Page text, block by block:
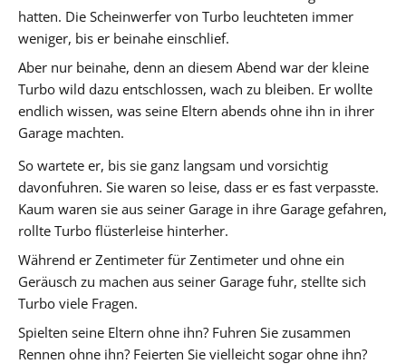
hatten. Die Scheinwerfer von Turbo leuchteten immer
weniger, bis er beinahe einschlief.
Aber nur beinahe, denn an diesem Abend war der kleine
Turbo wild dazu entschlossen, wach zu bleiben. Er wollte
endlich wissen, was seine Eltern abends ohne ihn in ihrer
Garage machten.
So wartete er, bis sie ganz langsam und vorsichtig
davonfuhren. Sie waren so leise, dass er es fast verpasste.
Kaum waren sie aus seiner Garage in ihre Garage gefahren,
rollte Turbo flüsterleise hinterher.
Während er Zentimeter für Zentimeter und ohne ein
Geräusch zu machen aus seiner Garage fuhr, stellte sich
Turbo viele Fragen.
Spielten seine Eltern ohne ihn? Fuhren Sie zusammen
Rennen ohne ihn? Feierten Sie vielleicht sogar ohne ihn?